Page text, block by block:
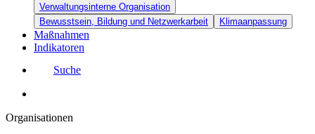
Verwaltungsinterne Organisation
Bewusstsein, Bildung und Netzwerkarbeit
Klimaanpassung
Maßnahmen
Indikatoren
Suche
Organisationen